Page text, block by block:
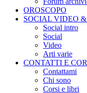
OROSCOPO
SOCIAL VIDEO
Social intro
Social
Video
Arti varie
CONTATTI E
Contattami
Chi sono
Corsi e libri